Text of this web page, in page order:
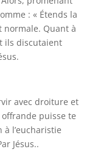
: « Étends la
normale. Quant à
ils discutaient
avec droiture et
puisse te
l’eucharistie
Jésus..